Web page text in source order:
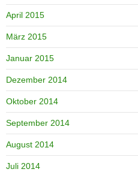
April 2015
März 2015
Januar 2015
Dezember 2014
Oktober 2014
September 2014
August 2014
Juli 2014